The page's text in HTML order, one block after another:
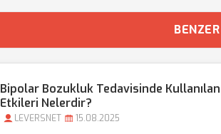
Bipolar Bozukluk Tedavisinde
Etkileri Nelerdir?
LEVERSNET 15.08.2025